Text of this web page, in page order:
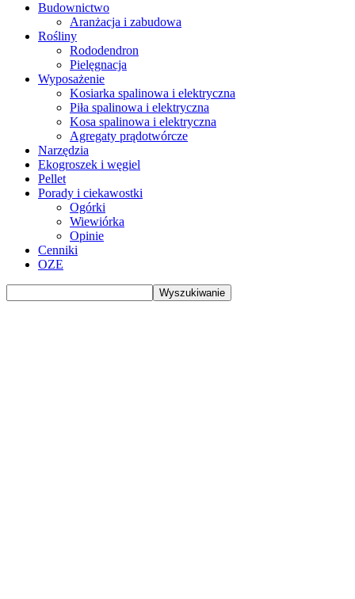
Budownictwo
Aranżacja i zabudowa
Rośliny
Rododendron
Pielęgnacja
Wyposażenie
Kosiarka spalinowa i elektryczna
Piła spalinowa i elektryczna
Kosa spalinowa i elektryczna
Agregaty prądotwórcze
Narzędzia
Ekogroszek i węgiel
Pellet
Porady i ciekawostki
Ogórki
Wiewiórka
Opinie
Cenniki
OZE